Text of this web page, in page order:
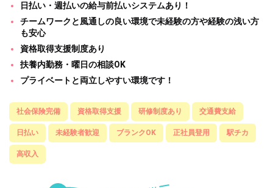
日払い・週払いの給与前払いシステムあり！
チームワークと風通しの良い環境で未経験の方や経験の浅い方
も安心
資格取得支援制度あり
扶養内勤務・曜日の相談OK
プライベートと両立しやすい環境です！
社会保険完備 資格取得支援 研修制度あり 交通費支給
日払い 未経験者歓迎 ブランクOK 正社員登用 駅チカ
高収入